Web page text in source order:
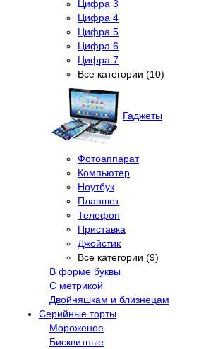
Цифра 3
Цифра 4
Цифра 5
Цифра 6
Цифра 7
Все категории (10)
Гаджеты
Фотоаппарат
Компьютер
Ноутбук
Планшет
Телефон
Приставка
Джойстик
Все категории (9)
В форме буквы
С метрикой
Двойняшкам и близнецам
Серийные торты
Мороженое
Бисквитные